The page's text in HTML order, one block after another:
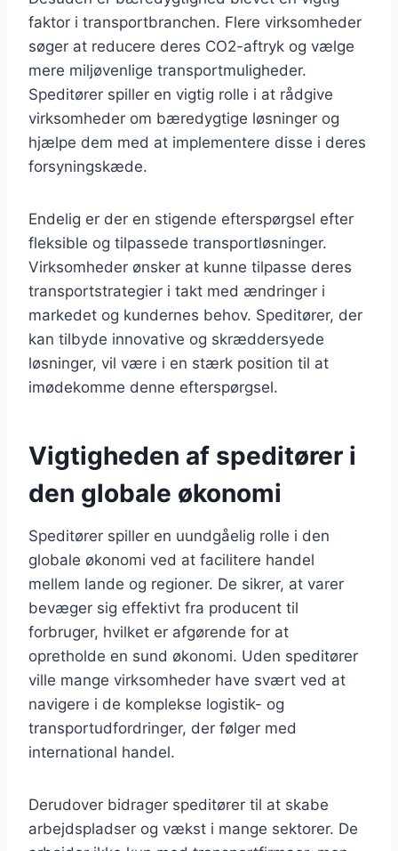
faktor i transportbranchen. Flere virksomheder
søger at reducere deres CO2-aftryk og vælge
mere miljøvenlige transportmuligheder.
Speditører spiller en vigtig rolle i at rådgive
virksomheder om bæredygtige løsninger og
hjælpe dem med at implementere disse i deres
forsyningskæde.
Endelig er der en stigende efterspørgsel efter
fleksible og tilpassede transportløsninger.
Virksomheder ønsker at kunne tilpasse deres
transportstrategier i takt med ændringer i
markedet og kundernes behov. Speditører, der
kan tilbyde innovative og skræddersyede
løsninger, vil være i en stærk position til at
imødekomme denne efterspørgsel.
Vigtigheden af speditører i
den globale økonomi
Speditører spiller en uundgåelig rolle i den
globale økonomi ved at facilitere handel
mellem lande og regioner. De sikrer, at varer
bevæger sig effektivt fra producent til
forbruger, hvilket er afgørende for at
opretholde en sund økonomi. Uden speditører
ville mange virksomheder have svært ved at
navigere i de komplekse logistik- og
transportudfordringer, der følger med
international handel.
Derudover bidrager speditører til at skabe
arbejdspladser og vækst i mange sektorer. De